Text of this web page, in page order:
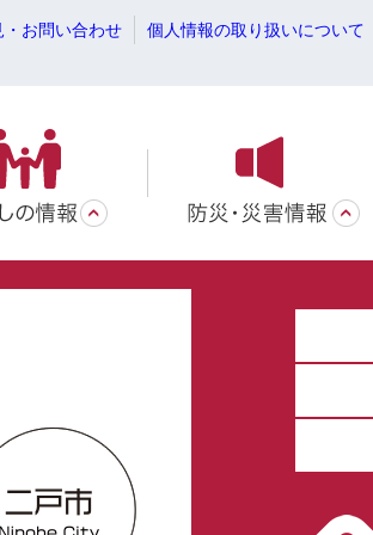
・お問い合わせ 個人情報の取り扱いについて